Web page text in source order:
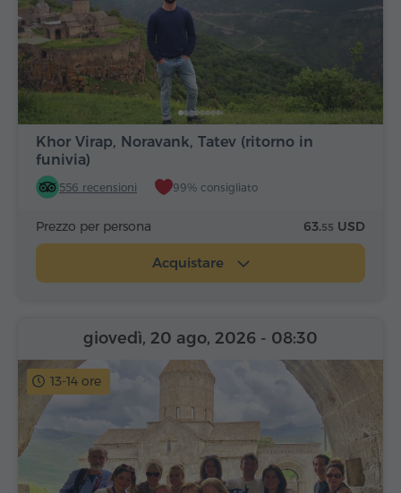
Khor Virap, Noravank, Tatev (ritorno in
funivia)
556 recensioni 99% consigliato
Prezzo per persona 63.55 USD
Acquistare
13-14 ore
giovedì, 20 ago, 2026 - 08:30